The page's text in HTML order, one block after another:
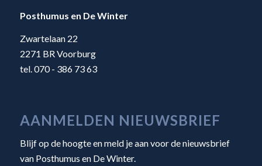
Posthumus en De Winter
Zwartelaan 22
2271 BR Voorburg
tel. 070 - 386 73 63
AANMELDEN NIEUWSBRIEF
Blijf op de hoogte en meld je aan voor de nieuwsbrief
van Posthumus en De Winter.